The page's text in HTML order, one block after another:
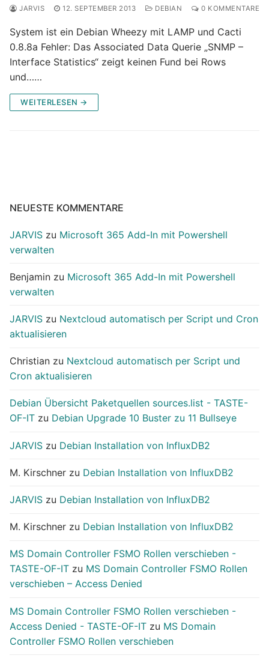
JARVIS 12. SEPTEMBER 2013 DEBIAN 0 KOMMENTARE
System ist ein Debian Wheezy mit LAMP und Cacti
0.8.8a Fehler: Das Associated Data Querie „SNMP –
Interface Statistics“ zeigt keinen Fund bei Rows
und……
WEITERLESEN →
NEUESTE KOMMENTARE
JARVIS zu Microsoft 365 Add-In mit Powershell
verwalten
Benjamin zu Microsoft 365 Add-In mit Powershell
verwalten
JARVIS zu Nextcloud automatisch per Script und Cron
aktualisieren
Christian zu Nextcloud automatisch per Script und
Cron aktualisieren
Debian Übersicht Paketquellen sources.list - TASTE-
OF-IT zu Debian Upgrade 10 Buster zu 11 Bullseye
JARVIS zu Debian Installation von InfluxDB2
M. Kirschner zu Debian Installation von InfluxDB2
JARVIS zu Debian Installation von InfluxDB2
M. Kirschner zu Debian Installation von InfluxDB2
MS Domain Controller FSMO Rollen verschieben -
TASTE-OF-IT zu MS Domain Controller FSMO Rollen
verschieben – Access Denied
MS Domain Controller FSMO Rollen verschieben -
Access Denied - TASTE-OF-IT zu MS Domain
Controller FSMO Rollen verschieben